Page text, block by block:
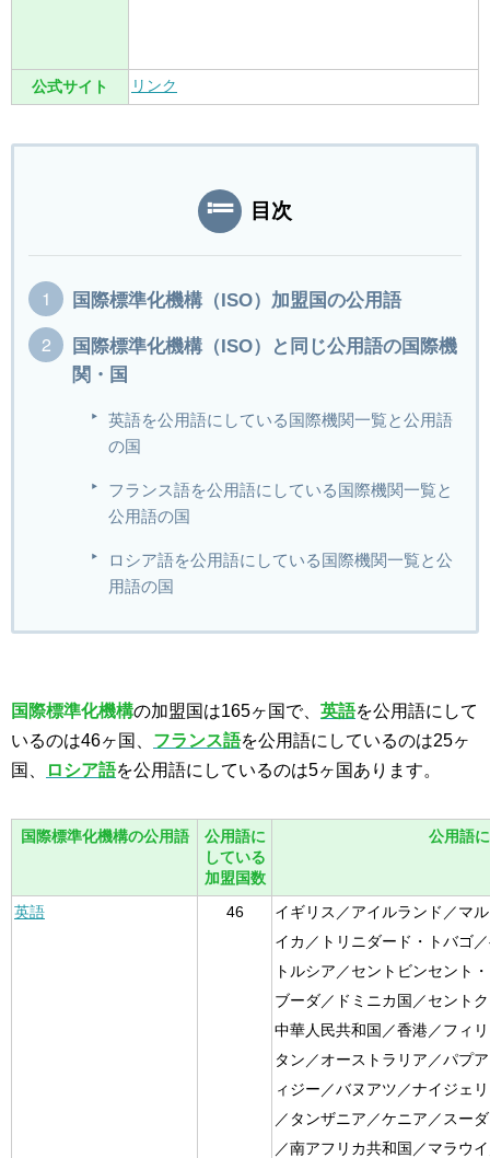
公式サイト リンク
目次
国際標準化機構（ISO）加盟国の公用語
国際標準化機構（ISO）と同じ公用語の国際機
関・国
英語を公用語にしている国際機関一覧と公用語
の国
フランス語を公用語にしている国際機関一覧と
公用語の国
ロシア語を公用語にしている国際機関一覧と公
用語の国
国際標準化機構の加盟国は165ヶ国で、 英語を公用語にして
いるのは46ヶ国、 フランス語を公用語にしているのは25ヶ
国、
ロシア語を公用語にしているのは5ヶ国あります。
国際標準化機構の公用語
公用語に
している
加盟国数
公用語
英語 46
イギリス／アイルランド／マ
イカ／トリニダード・トバゴ
トルシア／セントビンセント
ブーダ／ドミニカ国／セント
中華人民共和国／香港／フィ
タン／オーストラリア／パプ
ィジー／バヌアツ／ナイジェ
／タンザニア／ケニア／スー
／南アフリカ共和国／マラウ